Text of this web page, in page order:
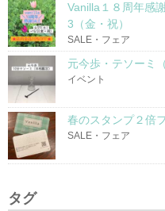
Vanilla１８周年感
3（金・祝）
SALE・フェア
元今歩・テソーミ
イベント
春のスタンプ２倍
SALE・フェア
タグ